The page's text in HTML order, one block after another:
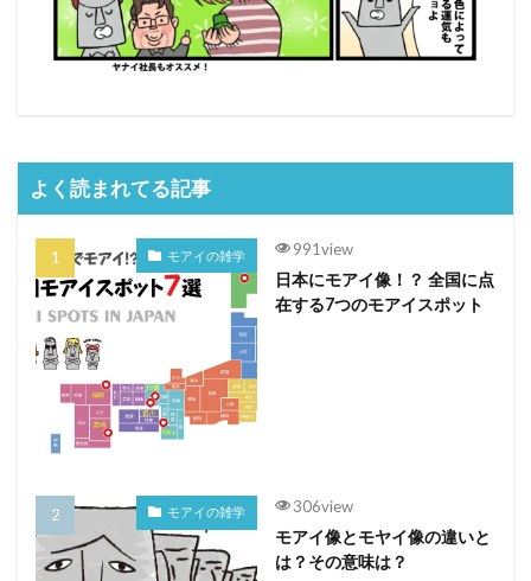
よく読まれてる記事
モアイの雑学 991view
日本にモアイ像！？ 全国に点
在する7つのモアイスポット
モアイの雑学 306view
モアイ像とモヤイ像の違いと
は？その意味は？